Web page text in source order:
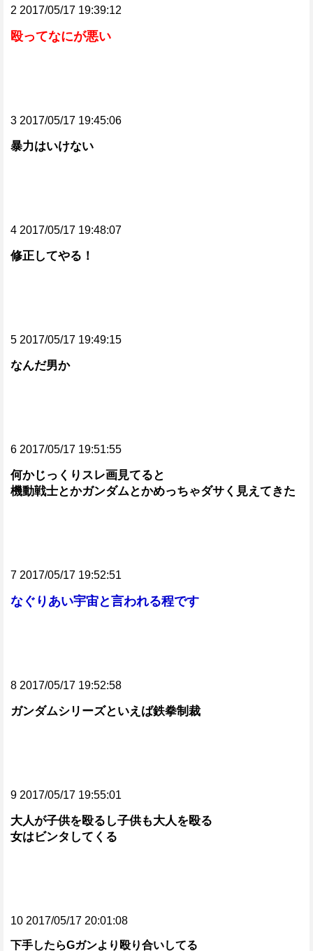
2 2017/05/17 19:39:12
殴ってなにが悪い
3 2017/05/17 19:45:06
暴力はいけない
4 2017/05/17 19:48:07
修正してやる！
5 2017/05/17 19:49:15
なんだ男か
6 2017/05/17 19:51:55
何かじっくりスレ画見てると
機動戦士とかガンダムとかめっちゃダサく見えてきた
7 2017/05/17 19:52:51
なぐりあい宇宙と言われる程です
8 2017/05/17 19:52:58
ガンダムシリーズといえば鉄拳制裁
9 2017/05/17 19:55:01
大人が子供を殴るし子供も大人を殴る
女はビンタしてくる
10 2017/05/17 20:01:08
下手したらGガンより殴り合いしてる